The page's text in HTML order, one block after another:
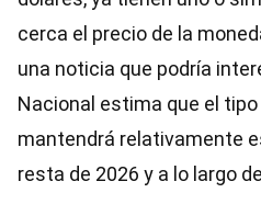
cerca el precio de la
una noticia que podría
Nacional estima que el
mantendrá relativamente
resta de 2026 y a lo largo